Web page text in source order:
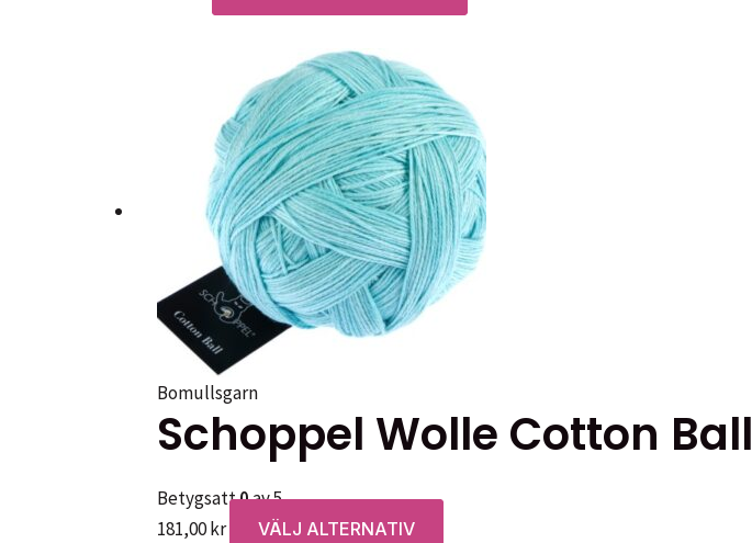
Bomullsgarn
Schoppel Wolle Cotton Ball
Betygsatt0av 5
181,00kr VÄLJ ALTERNATIV